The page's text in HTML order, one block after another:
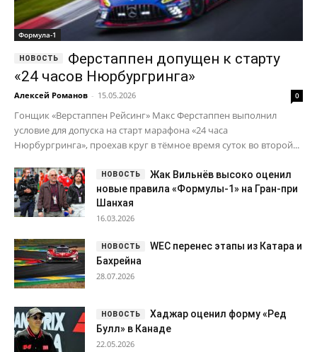
Формула-1
Ферстаппен допущен к старту
«24 часов Нюрбургринга»
Алексей Романов - 15.05.2026 0
Гонщик «Верстаппен Рейсинг» Макс Ферстаппен выполнил
условие для допуска на старт марафона «24 часа
Нюрбургринга», проехав круг в тёмное время суток во второй...
Жак Вильнёв высоко оценил
новые правила «Формулы-1» на Гран-при
Шанхая
16.03.2026
WEC перенес этапы из Катара и
Бахрейна
28.07.2026
Хаджар оценил форму «Ред
Булл» в Канаде
22.05.2026